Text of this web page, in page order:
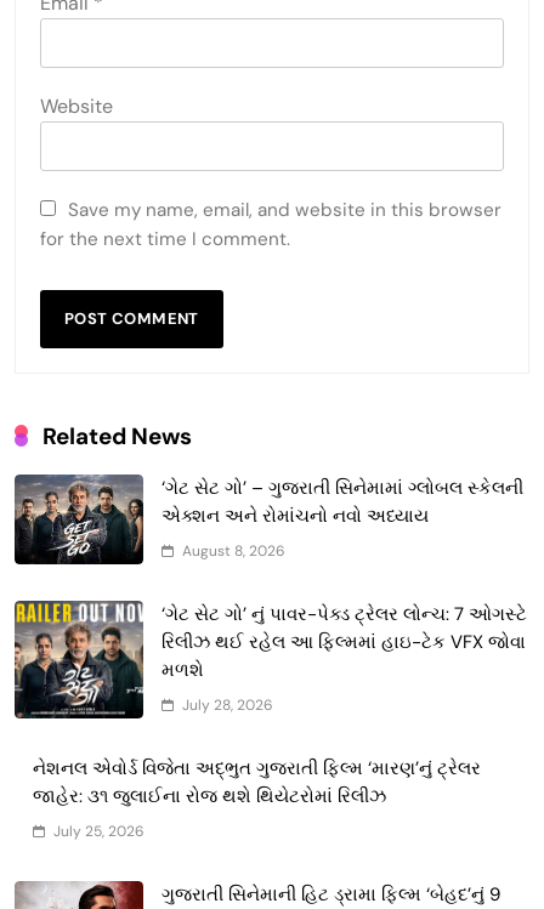
Website
Save my name, email, and website in this browser
for the next time I comment.
Related News
‘ગેટ સેટ ગો’ – ગુજરાતી સિનેમામાં ગ્લોબલ સ્કેલની
એક્શન અને રોમાંચનો નવો અધ્યાય
August 8, 2026
‘ગેટ સેટ ગો’ નું પાવર-પેક્ડ ટ્રેલર લોન્ચ: 7 ઓગસ્ટે
રિલીઝ થઈ રહેલ આ ફિલ્મમાં હાઇ-ટેક VFX જોવા
મળશે
July 28, 2026
નેશનલ એવોર્ડ વિજેતા અદ્ભુત ગુજરાતી ફિલ્મ ‘મારણ’નું ટ્રેલર
જાહેર: ૩૧ જુલાઈના રોજ થશે થિયેટરોમાં રિલીઝ
July 25, 2026
ગુજરાતી સિનેમાની હિટ ડ્રામા ફિલ્મ ‘બેહદ’નું 9